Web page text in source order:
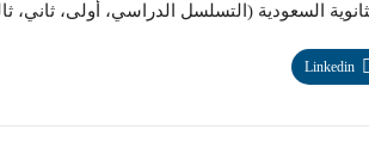
السعودية (التسلسل الدراسي، أولى، ثاني،
Linkedin